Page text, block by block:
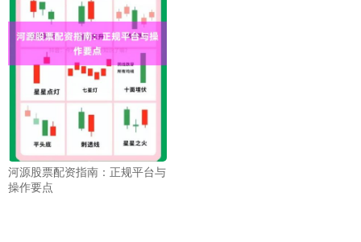
河源股票配资指南：正规平台与
操作要点